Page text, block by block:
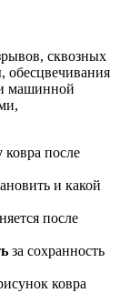
сквозных
обесцвечивания
машинной
ковра после
и какой
после
за сохранность
ковра